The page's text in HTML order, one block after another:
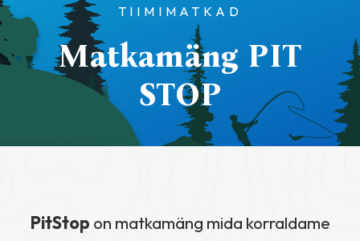
TIIMIMATKAD
Matkamäng PIT
STOP
PitStop on matkamäng mida korraldame